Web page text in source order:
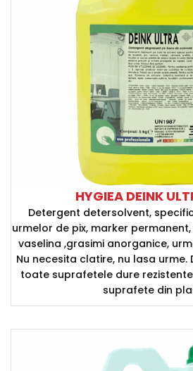
HYGIEA DEINK
Detergent detersolvent,
urmelor de pix, marker
vaselina ,grasimi anorganice,
Nu necesita clatire, nu lasa urme.
toate suprafetele dure
suprafete din